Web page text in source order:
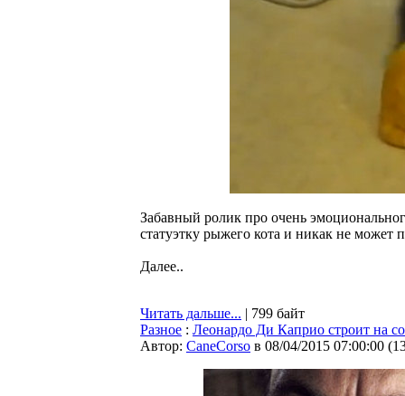
Забавный ролик про очень
статуэтку рыжего кота и никак не может
Далее..
Читать дальше... | 799 байт
Разное : Леонардо Ди Каприо строит на
Автор: CaneCorso в 08/04/2015 07:00:00 (